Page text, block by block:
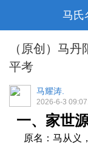
马氏
（原创）马
平考
马耀涛.
2026-6-3
一、家世
原名：马从义